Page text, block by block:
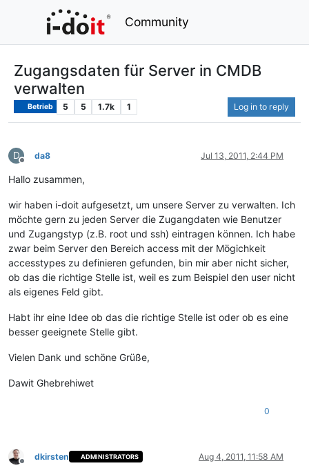
Community
Zugangsdaten für Server in CMDB
verwalten
Betrieb 5 5 1.7k 1 Log in to reply
D
Offline
da8 Jul 13, 2011, 2:44 PM
Hallo zusammen,
wir haben i-doit aufgesetzt, um unsere Server zu verwalten. Ich
möchte gern zu jeden Server die Zugangdaten wie Benutzer
und Zugangstyp (z.B. root und ssh) eintragen können. Ich habe
zwar beim Server den Bereich access mit der Mögichkeit
accesstypes zu definieren gefunden, bin mir aber nicht sicher,
ob das die richtige Stelle ist, weil es zum Beispiel den user nicht
als eigenes Feld gibt.
Habt ihr eine Idee ob das die richtige Stelle ist oder ob es eine
besser geeignete Stelle gibt.
Vielen Dank und schöne Grüße,
Dawit Ghebrehiwet
0
dkirsten ADMINISTRATORS Aug 4, 2011, 11:58 AM